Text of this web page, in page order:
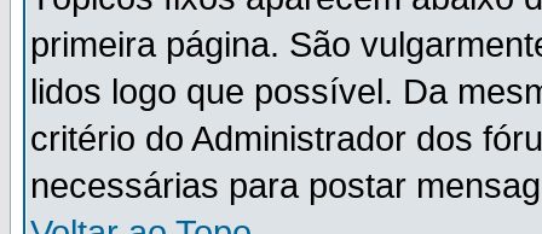
primeira página. São
lidos logo que possível. Da
critério do Administrador dos
necessárias para postar